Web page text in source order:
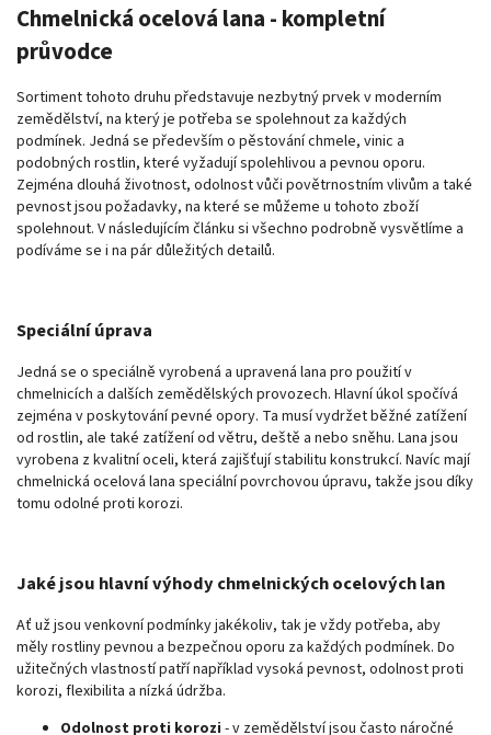
Chmelnická ocelová lana - kompletní
průvodce
Sortiment tohoto druhu představuje nezbytný prvek v moderním
zemědělství, na který je potřeba se spolehnout za každých
podmínek. Jedná se především o pěstování chmele, vinic a
podobných rostlin, které vyžadují spolehlivou a pevnou oporu.
Zejména dlouhá životnost, odolnost vůči povětrnostním vlivům a také
pevnost jsou požadavky, na které se můžeme u tohoto zboží
spolehnout. V následujícím článku si všechno podrobně vysvětlíme a
podíváme se i na pár důležitých detailů.
Speciální úprava
Jedná se o speciálně vyrobená a upravená lana pro použití v
chmelnicích a dalších zemědělských provozech. Hlavní úkol spočívá
zejména v poskytování pevné opory. Ta musí vydržet běžné zatížení
od rostlin, ale také zatížení od větru, deště a nebo sněhu. Lana jsou
vyrobena z kvalitní oceli, která zajišťují stabilitu konstrukcí. Navíc mají
chmelnická ocelová lana speciální povrchovou úpravu, takže jsou díky
tomu odolné proti korozi.
Jaké jsou hlavní výhody chmelnických ocelových lan
Ať už jsou venkovní podmínky jakékoliv, tak je vždy potřeba, aby
měly rostliny pevnou a bezpečnou oporu za každých podmínek. Do
užitečných vlastností patří například vysoká pevnost, odolnost proti
korozi, flexibilita a nízká údržba.
Odolnost proti korozi - v zemědělství jsou často náročné